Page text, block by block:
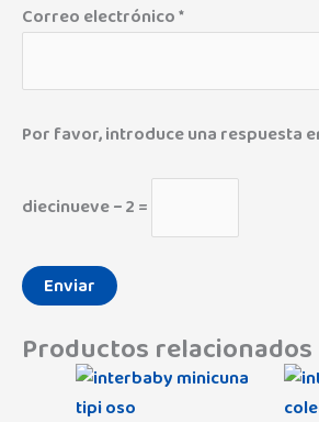
Correo electrónico*
Por favor, introduce una respuesta
diecinueve − 2 =
Productos relacionados